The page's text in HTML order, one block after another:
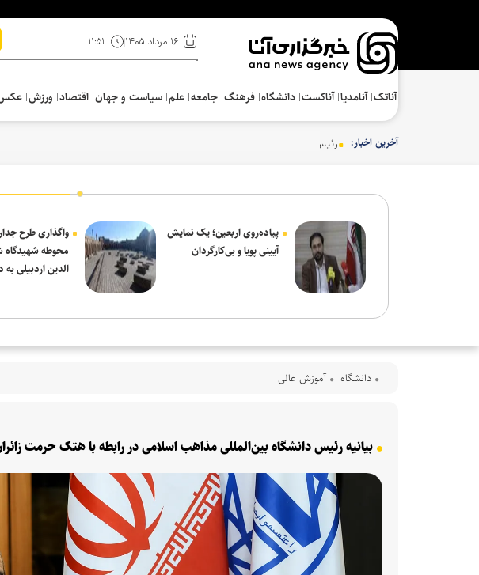
۱۶ مرداد ۱۴۰۵ ۱۱:۵۱
آناتک آنامدیا آناکست دانشگاه فرهنگ‌ جامعه علم سیاست و جهان اقتصاد ورزش
آخرین اخبار: رئیس دانشگاه علوم پزشکی تهران: دستاوردهای بزرگ علمی و درمانی در سالی دشوار
پیاده‌روی اربعین؛ یک نمایش
آیینی پویا و بی‌کارگردان
واگذاری طرح
محوطه
الدین اردبیلی به
دانشگاه آموزش عالی
بیانیه رئیس دانشگاه بین‌المللی مذاهب اسلامی در رابطه با هتک حرمت